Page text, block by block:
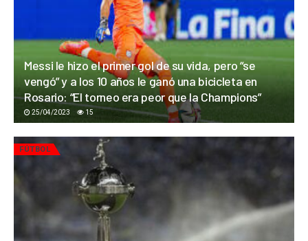
Messi le hizo el primer gol de su vida, pero “se
vengó” y a los 10 años le ganó una bicicleta en
Rosario: “El torneo era peor que la Champions”
25/04/2023 15
FÚTBOL